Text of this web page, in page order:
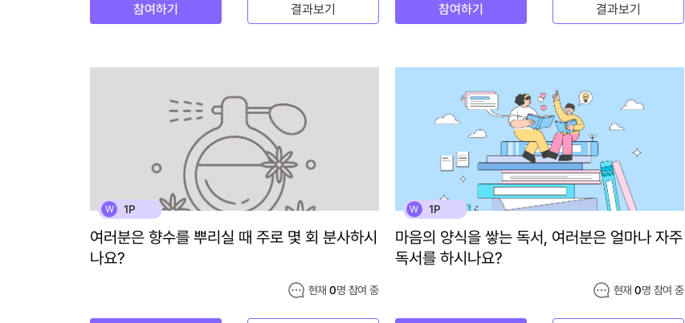
참여하기 결과보기 참여하기 결과보기
W 1P
여러분은 향수를 뿌리실 때 주로 몇 회 분사하시
나요?
현재0명 참여 중
W 1P
마음의 양식을 쌓는 독서, 여러분은 얼마나 자주
독서를 하시나요?
현재0명 참여 중